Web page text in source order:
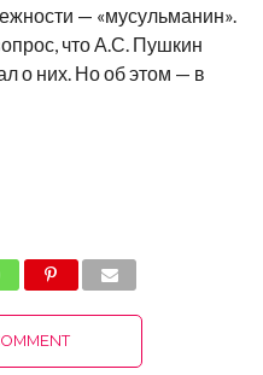
— «мусульманин».
что А.С. Пушкин
о них. Но об этом — в